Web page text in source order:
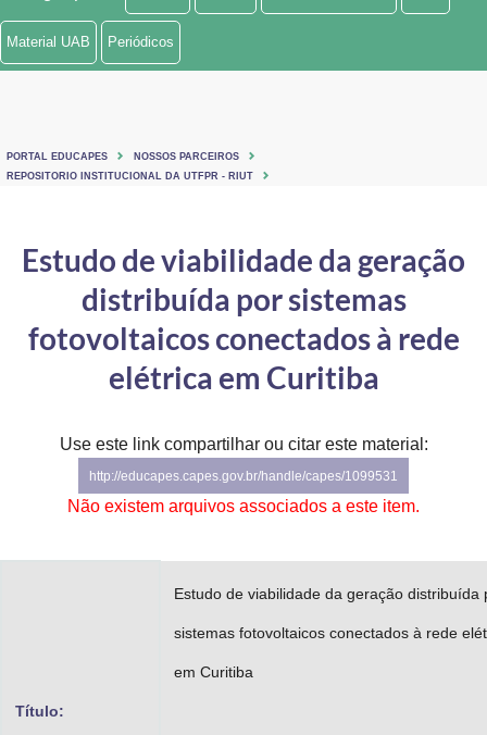
Ministério de Minas e Energia
Ministério do Turismo
Controladoria-Geral da União
Ministério da Mulher, da Família e dos Direitos Humanos
Gabinete de Segurança Institucional
Advocacia-Geral da União
Material UAB Periódicos
PORTAL EDUCAPES
NOSSOS PARCEIROS
REPOSITORIO INSTITUCIONAL DA UTFPR - RIUT
Estudo de viabilidade da geração
distribuída por sistemas
fotovoltaicos conectados à rede
elétrica em Curitiba
Use este link compartilhar ou citar este material:
http://educapes.capes.gov.br/handle/capes/1099531
Não existem arquivos associados a este item.
Título:
Estudo de viabilidade da geração distribuída
sistemas fotovoltaicos conectados à rede
em Curitiba